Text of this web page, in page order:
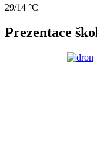
29/14 °C
Prezentace